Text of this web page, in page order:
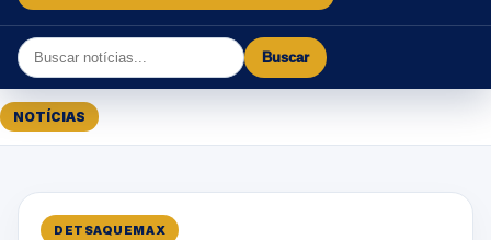
Buscar
NOTÍCIAS
DETSAQUEMAX